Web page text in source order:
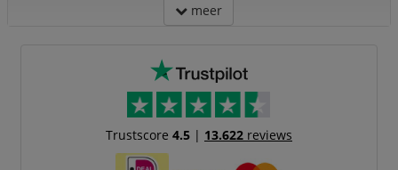
meer
Trustscore 4.5| 13.622reviews